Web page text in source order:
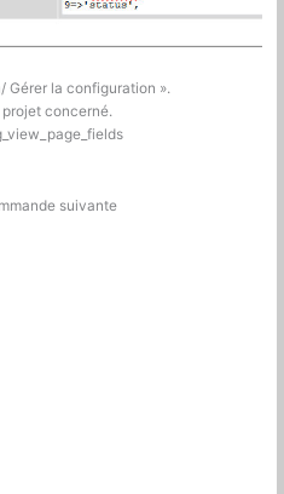
Gérer la configuration ».
projet concerné.
suivante